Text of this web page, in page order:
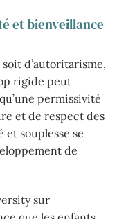
et bienveillance
d’autoritarisme,
rigide peut
permissivité
et de respect des
souplesse se
de
sur